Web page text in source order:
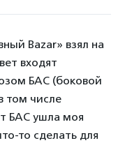
Bazar» взял на
входят
БАС (боковой
том числе
БАС ушла моя
то сделать для